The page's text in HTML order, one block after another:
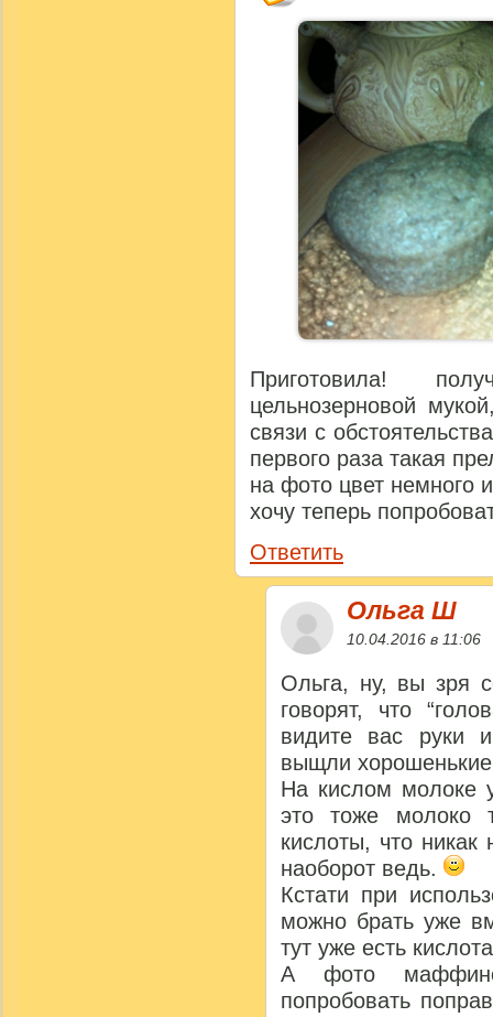
Приготовила!
цельнозерновой
связи с
первого раза такая
на фото цвет немного
хочу теперь
Ответить
Ольга Ш
10.04.2016 в 11:06
Ольга, ну, вы зря
говорят, что
видите вас
выщли
На кислом молоке
это тоже молоко
кислоты, что
наоборот ведь.
Кстати при
можно брать уже
тут уже есть
А фото
попробовать